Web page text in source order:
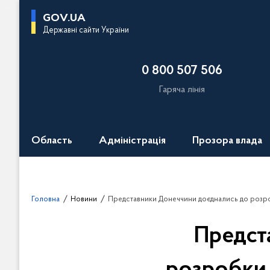
GOV.UA
Державні сайти України
0 800 507 506
Гаряча лінія
Область Адміністрація Прозора влада
Головна Новини Представники Донеччини доєднались до розробки